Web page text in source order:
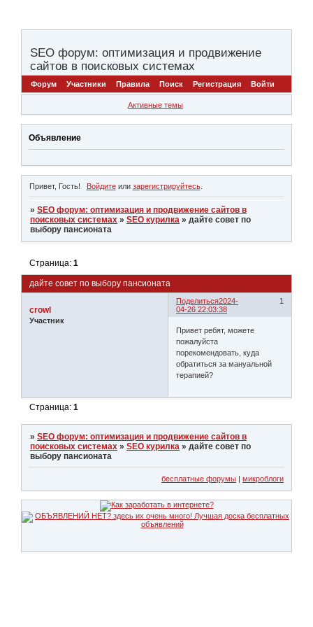
SEO форум: оптимизация и продвижение
сайтов в поисковых системах
Форум Участники Правила Поиск Регистрация Войти
Активные темы
Объявление
Привет, Гость! Войдитеили зарегистрируйтесь.
»SEO форум: оптимизация и продвижение сайтов в
поисковых системах »SEO курилка »дайте совет по
выбору пансионата
дайте совет по выбору пансионата
Страница:1
Поделиться 1
2024-
04-26 22:03:38
crowl
Участник
Привет ребят, можете
пожалуйста
порекомендовать, куда
обратиться за мануальной
терапией?
Страница:1
»SEO форум: оптимизация и продвижение сайтов в
поисковых системах »SEO курилка »дайте совет по
выбору пансионата
бесплатные форумы | микроблоги